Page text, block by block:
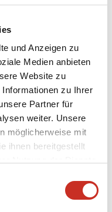
und Anzeigen zu
Medien anbieten
Website zu
zu Ihrer
Partner für
weiter. Unsere
möglicherweise mit
ihnen bereitgestellt